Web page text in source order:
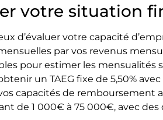
votre situation
d’évaluer votre capacité
par vos revenus
pour estimer les
un TAEG fixe de 5,50%
capacités de remboursement
de 1 000€ à 75 000€, avec des